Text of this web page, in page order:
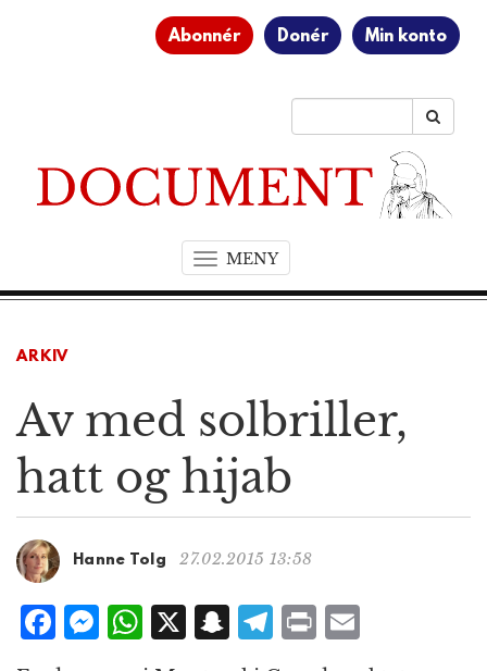
Abonnér Donér Min konto
MENYT
o
a
i
t
n
ARKIV
Av med solbriller,
hatt og hijab
Hanne Tolg 27.02.2015 13:58
F
a
M W
h
X S
n
T P
ri
m